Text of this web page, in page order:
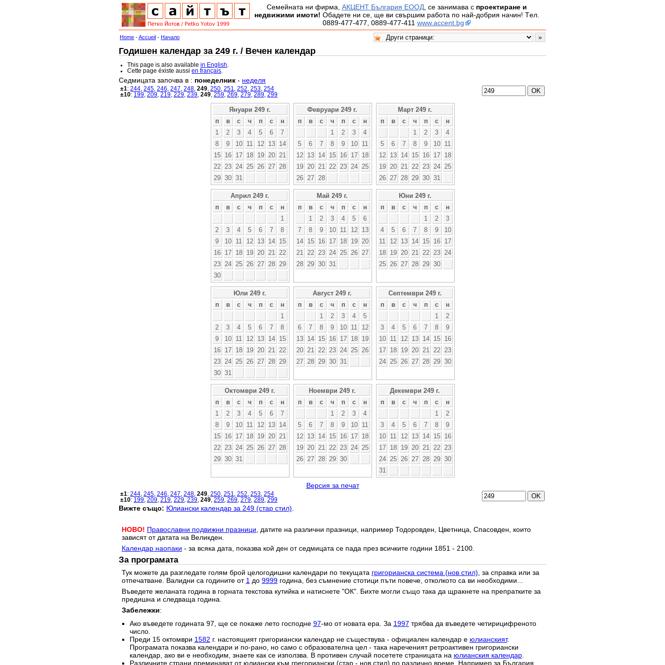
Семейната ни фирма, АКЦЕНТ България ЕООД, се занимава с проектиране и
недвижими имоти! Обадете ни се, ще ви свършим работа по най-добрия начин! Tел.
0889-477-477, 0889-477-411 www.accent.bg
Home -Accueil - Начало
Годишен календар за 249 г. / Вечен календар
This page is also availablein English
Cette page éxiste aussien français
Седмицата започва в : понеделник - неделя
±1: 244 245 246 247 248 249 250 251 252 253 254
±10: 199 209 219 229 239 249 259 269 279 289 299
Януари 249 г.
п
в с ч п с
н
1
2 3 4 5 6
7
8
9 10 11 12 13
14
15
16 17 18 19 20
21
22
23 24 25 26 27
28
29 30 31
Февруари 249 г.
п
в с ч п с
н
1
2 3
4
5
6 7 8 9 10
11
12
13 14 15 16 17
18
19
20 21 22 23 24
25
26
27 28
Март 249 г.
п
в с ч п с
н
1
2 3
4
5
6 7 8 9 10
11
12
13 14 15 16 17
18
19
20 21 22 23 24
25
26
27 28 29 30 31
Април 249 г.
п
в с ч п с
н
1
2
3 4 5 6 7
8
9
10 11 12 13 14
15
16
17 18 19 20 21
22
23
24 25 26 27 28
29
30
Май 249 г.
п
в с ч п с
н
1
2 3 4 5
6
7
8 9 10 11 12
13
14
15 16 17 18 19
20
21
22 23 24 25 26
27
28
29 30 31
Юни 249 г.
п
в с ч п с
н
1
2
3
4
5 6 7 8 9
10
11
12 13 14 15 16
17
18
19 20 21 22 23
24
25
26 27 28 29 30
Юли 249 г.
п
в с ч п с
н
1
2
3 4 5 6 7
8
9
10 11 12 13 14
15
16
17 18 19 20 21
22
23
24 25 26 27 28
29
30 31
Август 249 г.
п
в с ч п с
н
1
2 3 4
5
6
7 8 9 10 11
12
13
14 15 16 17 18
19
20
21 22 23 24 25
26
27
28 29 30 31
Септември 249 г.
п
в с ч п с
н
1
2
3
4 5 6 7 8
9
10
11 12 13 14 15
16
17
18 19 20 21 22
23
24
25 26 27 28 29 30
Октомври 249 г.
п
в с ч п с
н
1
2 3 4 5 6
7
8
9 10 11 12 13
14
15
16 17 18 19 20
21
22
23 24 25 26 27
28
29 30 31
Ноември 249 г.
п
в с ч п с
н
1
2 3
4
5
6 7 8 9 10
11
12
13 14 15 16 17
18
19
20 21 22 23 24
25
26
27 28 29 30
Декември 249 г.
п
в с ч п с
н
1
2
3
4 5 6 7 8
9
10
11 12 13 14 15
16
17
18 19 20 21 22
23
24
25 26 27 28 29 30
31
Версия за печат
±1: 244 245 246 247 248 249 250 251 252 253 254
±10: 199 209 219 229 239 249 259 269 279 289 299
Вижте също: Юлиански календар за 249 (стар стил)
НОВО! Православни подвижни празници , датите на различни празници, например Тодоровден, Цветница, Спасовден, които
зависят от датата на Великден.
Календар наопаки - за всяка дата, показва кой ден от седмицата се пада през всичките години 1851 - 2100.
За програмата
Тук можете да разгледате голям брой целогодишни календари по текущата григорианска система (нов стил), за справка или за
отпечатване. Валидни са годините от 1до 9999година, без съмнение стотици пъти повече, отколкото са ви необходими...
Въведете желаната година в горната текстова кутийка и натиснете "ОК". Бихте могли също така да щракнете на препратките за
предишна и следваща година.
Забележки:
Ако въведете годината 97, ще се покаже лето господне 97-мо от новата ера. За 1997 трябва да въведете четирицифреното
число.
Преди 15 октомври 1582 г. настоящият григориански календар не съществува - официален календар е юлианският.
Програмата показва календари и по-рано, но само с образователна цел - така нареченият ретроактивен григориански
календар, ако ви е необходим, знаете как се използва. В противен случай посетете страницата на юлианския календар.
Различните страни преминават от юлиански към грегориански (стар - нов стил) по различно време. Например за България,